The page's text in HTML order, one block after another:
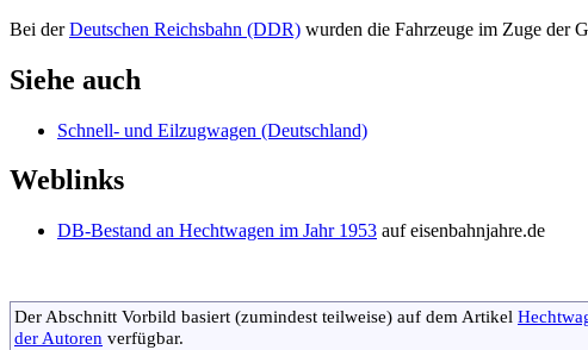
Bei derDeutschen Reichsbahn (DDR) wurden die Fahrzeuge im Zuge der
Siehe auch
Schnell- und Eilzugwagen (Deutschland)
Weblinks
DB-Bestand an Hechtwagen im Jahr 1953 auf eisenbahnjahre.de
Der Abschnitt Vorbild basiert (zumindest teilweise) auf dem Artikel
der Autoren verfügbar.